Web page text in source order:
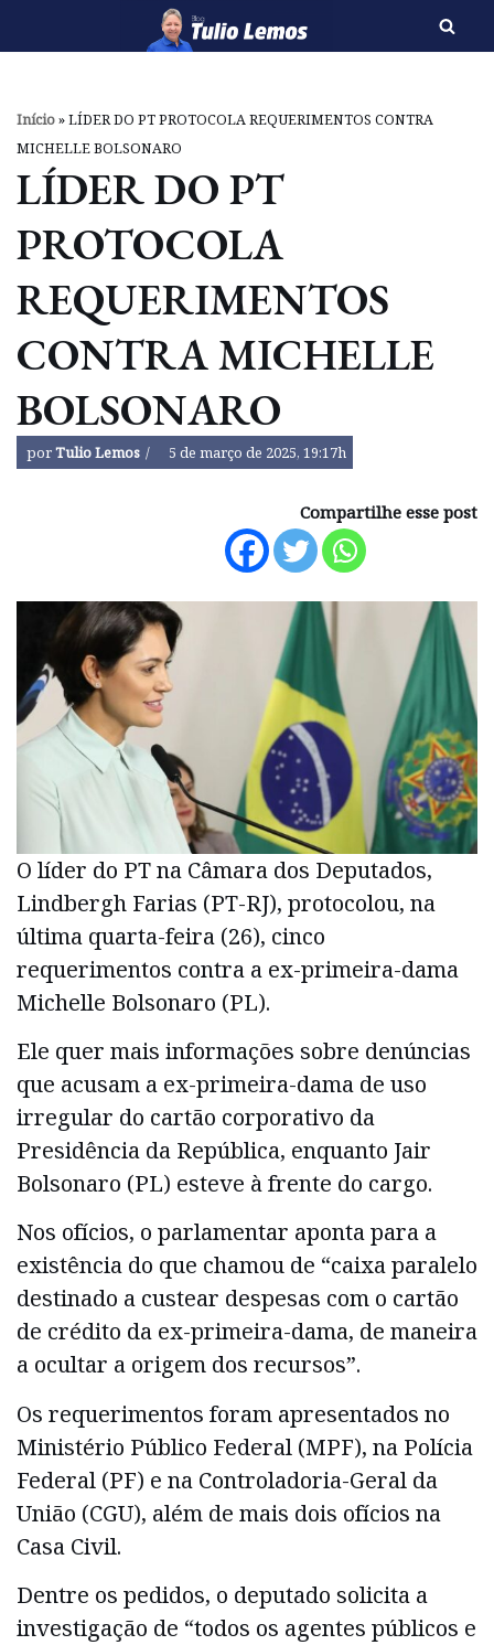
o
conteúdo
Início»LÍDER DO PT PROTOCOLA REQUERIMENTOS CONTRA
MICHELLE BOLSONARO
LÍDER DO PT
PROTOCOLA
REQUERIMENTOS
CONTRA MICHELLE
BOLSONARO
porTulio Lemos 5 de março de 2025, 19:17h
Compartilhe esse post
O líder do PT na Câmara dos Deputados,
Lindbergh Farias (PT-RJ), protocolou, na
última quarta-feira (26), cinco
requerimentos contra a ex-primeira-dama
Michelle Bolsonaro (PL).
Ele quer mais informações sobre denúncias
que acusam a ex-primeira-dama de uso
irregular do cartão corporativo da
Presidência da República, enquanto Jair
Bolsonaro (PL) esteve à frente do cargo.
Nos ofícios, o parlamentar aponta para a
existência do que chamou de “caixa paralelo
destinado a custear despesas com o cartão
de crédito da ex-primeira-dama, de maneira
a ocultar a origem dos recursos”.
Os requerimentos foram apresentados no
Ministério Público Federal (MPF), na Polícia
Federal (PF) e na Controladoria-Geral da
União (CGU), além de mais dois ofícios na
Casa Civil.
Dentre os pedidos, o deputado solicita a
investigação de “todos os agentes públicos e